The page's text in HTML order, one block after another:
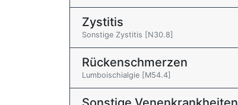
Zystitis
Sonstige Zystitis [N30.8]
Rückenschmerzen
Lumboischialgie [M54.4]